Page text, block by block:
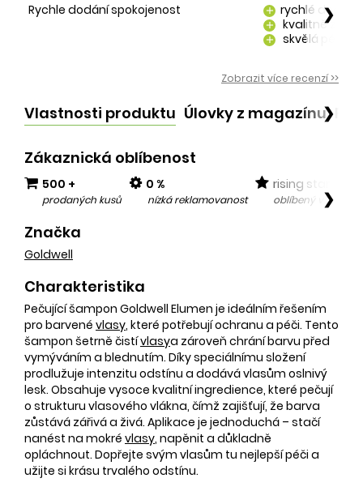
Rychle dodání spokojenost add rychlé dodání
add kvalitně
add skvělá péče o
❯
Zobrazit více recenzí >>
Vlastnosti produktu Úlovky z magazínu❯
Zákaznická oblíbenost
500 +
prodaných kusů
0 %
nízká reklamovanost
rising star
oblíbený v❯
Značka
Goldwell
Charakteristika
Pečující šampon Goldwell Elumen je ideálním řešením
pro barvené vlasy, které potřebují ochranu a péči. Tento
šampon šetrně čistívlasya zároveň chrání barvu před
vymýváním a blednutím. Díky speciálnímu složení
prodlužuje intenzitu odstínu a dodává vlasům oslnivý
lesk. Obsahuje vysoce kvalitní ingredience, které pečují
o strukturu vlasového vlákna, čímž zajišťují, že barva
zůstává zářivá a živá. Aplikace je jednoduchá – stačí
nanést na mokré vlasy, napěnit a důkladně
opláchnout. Dopřejte svým vlasům tu nejlepší péči a
užijte si krásu trvalého odstínu.